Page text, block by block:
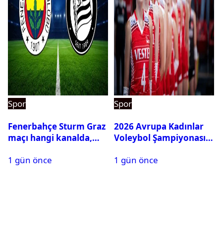
Spor
Fenerbahçe Sturm Graz
maçı hangi kanalda,
1 gün önce
Spor
2026 Avrupa Kadınlar
Voleybol Şampiyonası
1 gün önce